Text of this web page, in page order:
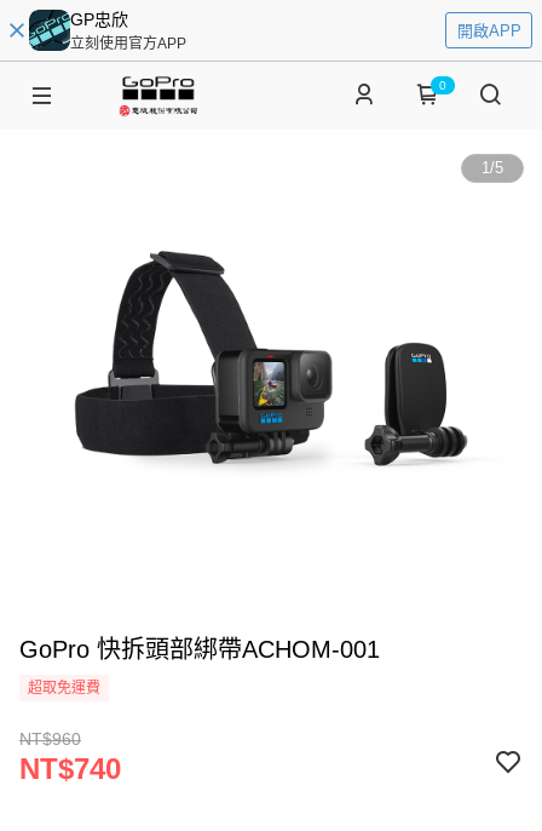
GP忠欣
立刻使用官方APP
開啟APP
0
1/5
GoPro 快拆頭部綁帶ACHOM-001
超取免運費
NT$960
NT$740